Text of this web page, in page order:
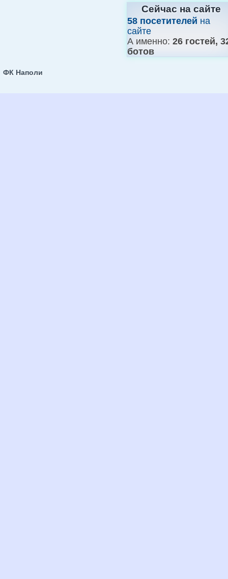
Сейчас на сайте
58 посетителей на
сайте
А именно: 26 гостей,
ботов
ФК Наполи